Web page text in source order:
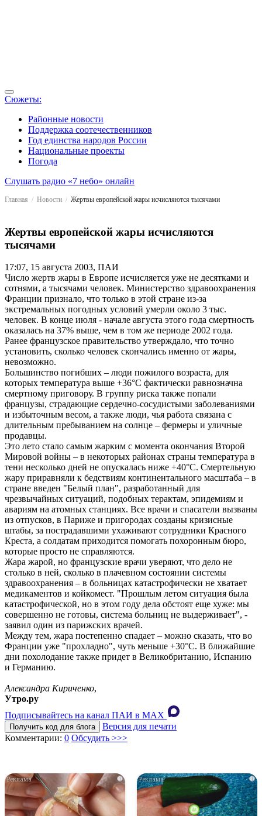
Сюжеты:
Районные новости
Поддержка соотечественников
Год единства народов России
Национальные проекты
Погода
Слушать радио «7 небо» онлайн
Главная Новости Жертвы европейской жары исчисляются тысячами
Жертвы европейской жары исчисляются
тысячами
17:07, 15 августа 2003, ПАИ
Число жертв жары в Европе исчисляется уже не десятками и
сотнями, а тысячами человек. Министерство здравоохранения
Франции признало, что только в этой стране из-за
экстремальных погодных условий умерли около 3 тыс.
человек. В конце июля - начале августа этого года смертность
оказалась на 37% выше, чем в том же периоде 2002 года.
Ранее французское правительство утверждало, что точно
установить, сколько человек скончались именно от жары,
невозможно.
Большинство погибших – люди пожилого возраста, для
которых температура выше +36°С фактически равнозначна
смертному приговору. В группу риска также попали
французы, страдающие сердечно-сосудистыми заболеваниями
и избыточным весом, а также люди, чья работа связана с
длительным пребыванием на солнце – фермеры и уличные
продавцы.
Это лето стало самым жарким с момента окончания Второй
Мировой войны – в некоторых районах страны температура в
тени несколько дней не опускалась ниже +40°С. Смертельную
жару приравняли к бедствиям континентального масштаба – в
стране введен "Белый план", разработанный для
чрезвычайных ситуаций, подобных терактам, эпидемиям и
авариям на атомных станциях. Все врачи и спасатели вызваны
из отпусков, в Париже и пригородах созданы кризисные
штабы, за пострадавшими ухаживают сотрудники Красного
Креста, а солдатам приходится помогать похоронным бюро,
которые просто не справляются.
Жара жарой, но французские врачи уверяют, что дело не
столько в ней, сколько в плачевном состоянии системы
здравоохранения – в больницах катастрофически не хватает
медикаментов и койкомест. "Прошлым летом ситуация была
катастрофической, но в этом году дела обстоят еще хуже: мы
совершенно не готовы, система больниц не выдерживает", -
заявил один из парижских врачей.
Между тем, жара постепенно спадает – можно сказать, что во
Франции уже "прохладно", чуть меньше +30°С. В ближайшие
дни похолодание также придет в Великобританию, Испанию
и Германию.
Александра Кириченко,
Утро.ру
Подписывайтесь на канал ПАИ в MAХ
Получить код для блога
Версия для печати
Комментарии: 0 Обсудить >>>
i i